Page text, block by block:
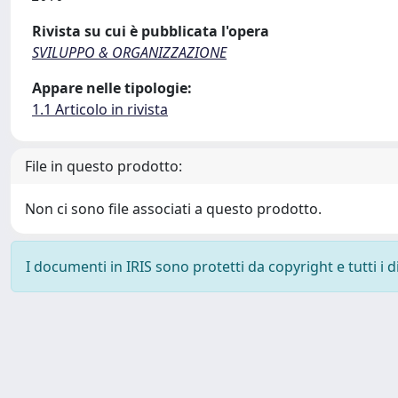
Rivista su cui è pubblicata l'opera
SVILUPPO & ORGANIZZAZIONE
Appare nelle tipologie:
1.1 Articolo in rivista
File in questo prodotto:
Non ci sono file associati a questo prodotto.
I documenti in IRIS sono protetti da copyright e tutti i